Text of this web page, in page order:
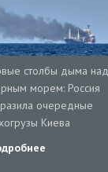
столбы дыма над
морем: Россия
очередные
Киева